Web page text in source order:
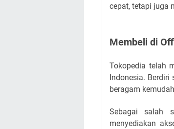
cepat, tetapi juga
Membeli di
Tokopedia telah
Indonesia. Berdiri
beragam
Sebagai salah
menyediakan